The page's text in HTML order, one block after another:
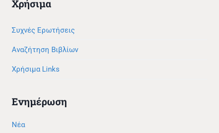
Χρήσιμα
Συχνές Ερωτήσεις
Αναζήτηση Βιβλίων
Χρήσιμα Links
Ενημέρωση
Νέα